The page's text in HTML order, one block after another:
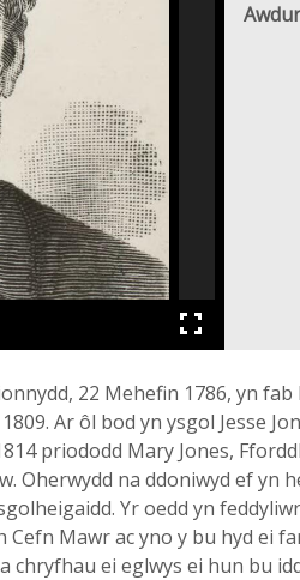
22 Mehefin 1786, yn
Ar ôl bod yn ysgol Jesse
priododd Mary Jones,
Oherwydd na ddoniwyd ef
Yr oedd yn
Cefn Mawr ac yno y bu hyd
ei eglwys ei hun bu